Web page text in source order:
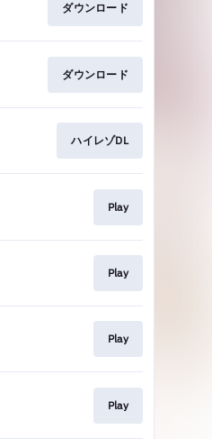
ダウンロード
ダウンロード
ハイレゾDL
Play
Play
Play
Play